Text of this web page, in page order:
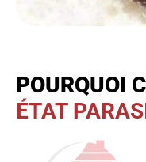
POURQUOI
ÉTAT